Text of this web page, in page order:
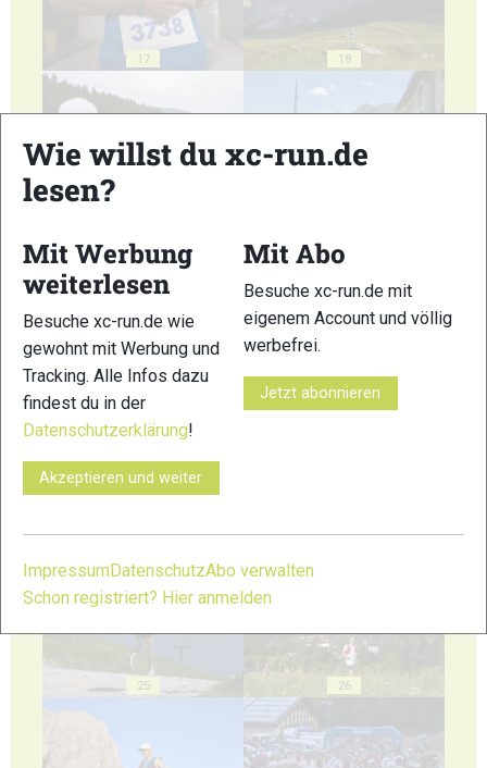
17 18
21
25 26
Wie willst du xc-run.de
lesen?
Mit Werbung
weiterlesen
Besuche xc-run.de wie
gewohnt mit Werbung und
Tracking. Alle Infos dazu
findest du in der
Datenschutzerklärung!
Akzeptieren und weiter
Mit Abo
Besuche xc-run.de mit
eigenem Account und völlig
werbefrei.
Jetzt abonnieren
ImpressumDatenschutzAbo verwalten
Schon registriert? Hier anmelden